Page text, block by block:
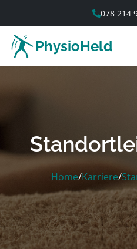
078 214
PhysioHeld
Home/Karriere/